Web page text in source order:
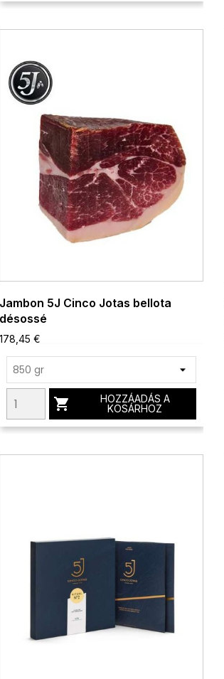
Jambon 5J Cinco Jotas bellota
désossé
178,45 €

HOZZÁADÁS A
KOSÁRHOZ